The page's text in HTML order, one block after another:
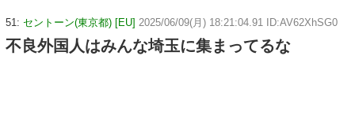
51: セントーン(東京都) [EU] 2025/06/09(月) 18:21:04.91 ID:AV62XhSG0
不良外国人はみんな埼玉に集まってるな